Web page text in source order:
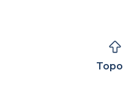
Topo